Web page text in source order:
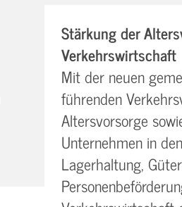
Stärkung der
Verkehrswirtschaft
Mit der neuen
führenden
Altersvorsorge
Unternehmen in
Lagerhaltung,